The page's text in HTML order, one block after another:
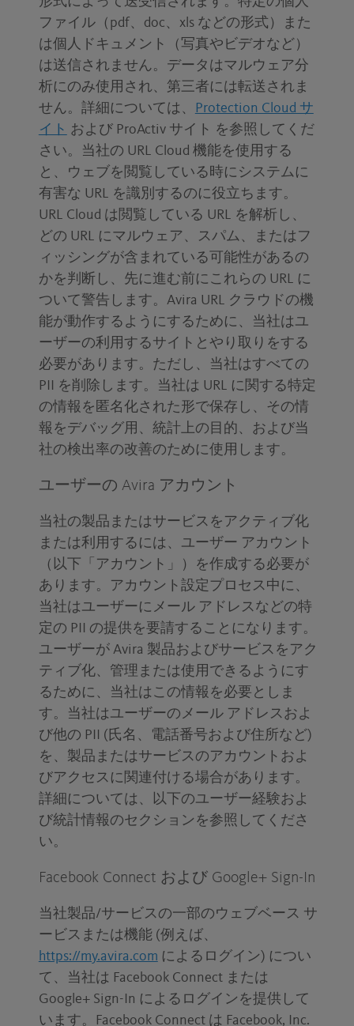
ファイル（pdf、doc、xls などの形式）また
は個人ドキュメント（写真やビデオなど）
は送信されません。データはマルウェア分
析にのみ使用され、第三者には転送されま
せん。詳細については、
Protection Cloud サ
イト および ProActiv サイト を参照してくだ
さい。当社の URL Cloud 機能を使用する
と、ウェブを閲覧している時にシステムに
有害な URL を識別するのに役立ちます。
URL Cloud は閲覧している URL を解析し、
どの URL にマルウェア、スパム、またはフ
ィッシングが含まれている可能性があるの
かを判断し、先に進む前にこれらの URL に
ついて警告します。Avira URL クラウドの機
能が動作するようにするために、当社はユ
ーザーの利用するサイトとやり取りをする
必要があります。ただし、当社はすべての
PII を削除します。当社は URL に関する特定
の情報を匿名化された形で保存し、その情
報をデバッグ用、統計上の目的、および当
社の検出率の改善のために使用します。
ユーザーの Avira アカウント
当社の製品またはサービスをアクティブ化
または利用するには、ユーザー アカウント
（以下「アカウント」）を作成する必要が
あります。アカウント設定プロセス中に、
当社はユーザーにメール アドレスなどの特
定の PII の提供を要請することになります。
ユーザーが Avira 製品およびサービスをアク
ティブ化、管理または使用できるようにす
るために、当社はこの情報を必要としま
す。当社はユーザーのメール アドレスおよ
び他の PII (氏名、電話番号および住所など)
を、製品またはサービスのアカウントおよ
びアクセスに関連付ける場合があります。
詳細については、以下のユーザー経験およ
び統計情報のセクションを参照してくださ
い。
Facebook Connect および Google+ Sign-In
当社製品/サービスの一部のウェブベース サ
ービスまたは機能 (例えば、
https://my.avira.com によるログイン) につい
て、当社は Facebook Connect または
Google+ Sign-In によるログインを提供して
います。Facebook Connect は Facebook, Inc.